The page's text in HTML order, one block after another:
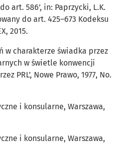
art. 586’, in: Paprzycki, L.K.
do art. 425–673 Kodeksu
2015.
w charakterze świadka przez
w świetle konwencji
PRL’, Nowe Prawo, 1977, No.
i konsularne, Warszawa,
i konsularne, Warszawa,